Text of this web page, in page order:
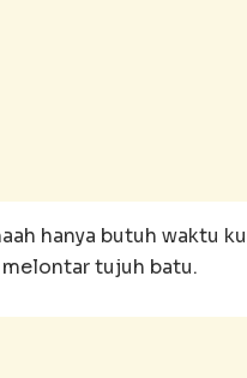
hanya butuh waktu
tujuh batu.